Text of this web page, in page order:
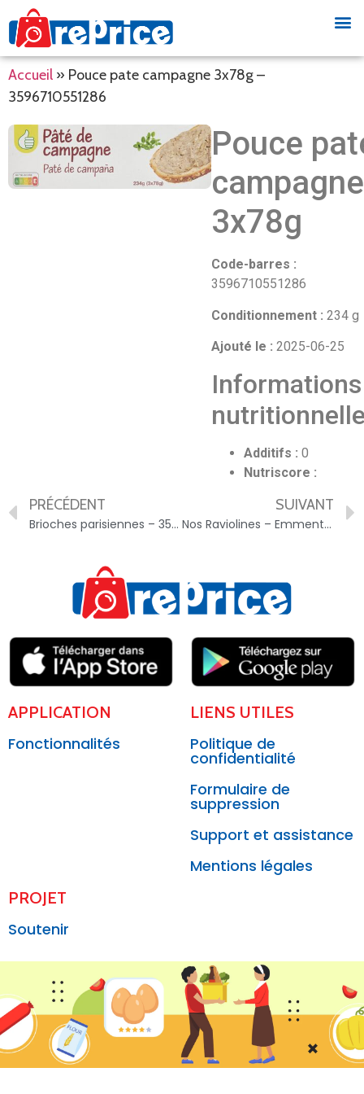
Accueil » Pouce pate campagne 3x78g –
3596710551286
Pouce
campagne
3x78g
Code-barres :
3596710551286
Conditionnement : 234 g
Ajouté le : 2025-06-25
Informations
Additifs : 0
Nutriscore :
PRÉCÉDENT
Brioches parisiennes – 3587220003587
SUIVANT
Nos Raviolines – Emmental – Saint Jean – 250g – 3266140065768
APPLICATION
Fonctionnalités
LIENS UTILES
Politique de
confidentialité
Formulaire de
suppression
Support et assistance
Mentions légales
PROJET
Soutenir